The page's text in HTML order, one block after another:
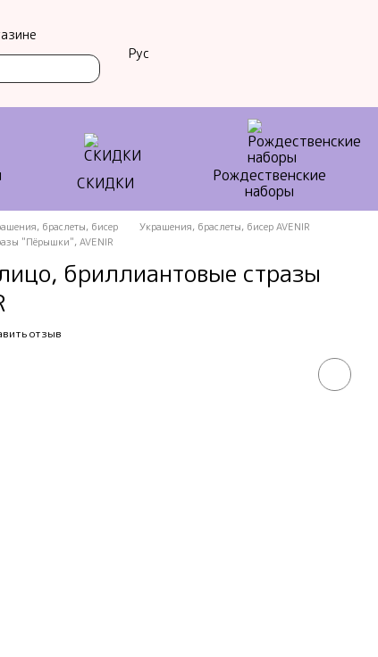
Рус
СКИДКИ
Рождественские
наборы
браслеты, бисер
Украшения, браслеты, бисер AVENIR
"Пёрышки", AVENIR
бриллиантовые стразы
отзыв